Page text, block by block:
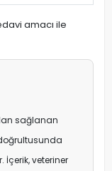
amacı ile
sağlanan
İçerik, veteriner